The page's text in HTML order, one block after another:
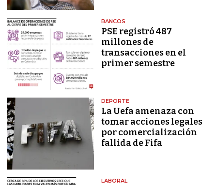
BANCOS
PSE registró 487
millones de
transacciones en el
primer semestre
DEPORTE
La Uefa amenaza con
tomar acciones legales
por comercialización
fallida de Fifa
LABORAL